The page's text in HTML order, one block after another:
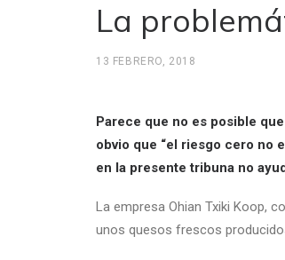
La
13 FEBRERO, 2018
Parece que no es posible
obvio que “el riesgo cero no
en la presente tribuna no
La empresa Ohian Txiki Koop,
unos quesos frescos